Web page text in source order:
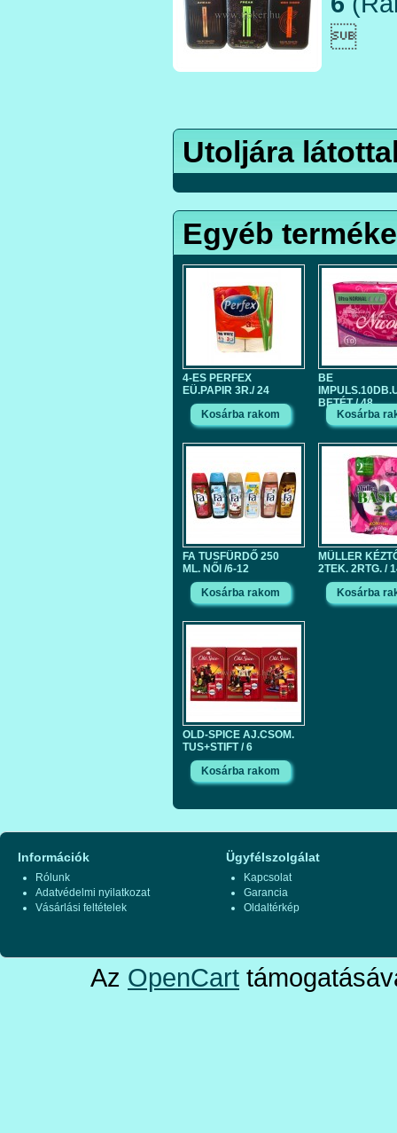

Utoljára
Egyéb
4-ES PERFEX
EÜ.PAPIR 3R./ 24
BE
BETÉT / 48
FA TUSFÜRDŐ 250
ML. NŐI /6-12
MÜLLER
2TEK. 2RTG. /
OLD-SPICE AJ.CSOM.
TUS+STIFT / 6
Információk
Rólunk
Adatvédelmi nyilatkozat
Vásárlási feltételek
Ügyfélszolgálat
Kapcsolat
Garancia
Oldaltérkép
Az OpenCart